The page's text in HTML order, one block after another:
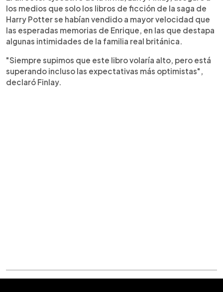
los medios que solo los libros de ficción de la saga de
Harry Potter se habían vendido a mayor velocidad que
las esperadas memorias de Enrique, en las que destapa
algunas intimidades de la familia real británica.
"Siempre supimos que este libro volaría alto, pero está
superando incluso las expectativas más optimistas",
declaró Finlay.